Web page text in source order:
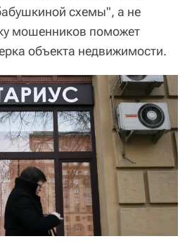
схемы", а не
мошенников поможет
объекта недвижимости.